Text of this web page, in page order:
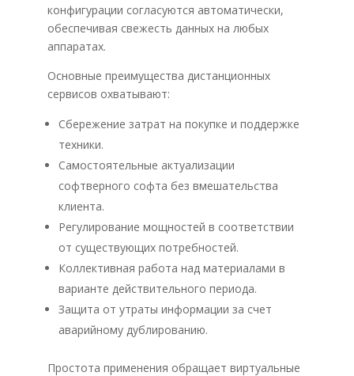
конфигурации согласуются автоматически,
обеспечивая свежесть данных на любых
аппаратах.
Основные преимущества дистанционных
сервисов охватывают:
Сбережение затрат на покупке и поддержке
техники.
Самостоятельные актуализации
софтверного софта без вмешательства
клиента.
Регулирование мощностей в соответствии
от существующих потребностей.
Коллективная работа над материалами в
варианте действительного периода.
Защита от утраты информации за счет
аварийному дублированию.
Простота применения обращает виртуальные